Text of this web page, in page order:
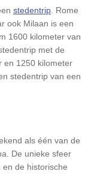
stedentrip . Rome
ook Milaan is een
1600 kilometer van
met de
en 1250 kilometer
stedentrip van een
als één van de
De unieke sfeer
de historische